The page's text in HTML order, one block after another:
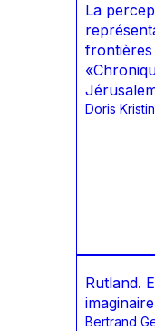
La
frontières
Doris
Rutland.
imaginaire
Bertrand